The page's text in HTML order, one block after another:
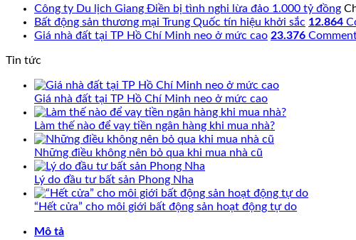
Công ty Du lịch Giang Điền bị tình nghi lừa đảo 1.000 tỷ đồng
Bất động sản thương mại Trung Quốc tín hiệu khởi sắc 12.864
Giá nhà đất tại TP Hồ Chí Minh neo ở mức cao 23.376
Tin tức
Giá nhà đất tại TP Hồ Chí Minh neo ở mức cao
Làm thế nào để vay tiền ngân hàng khi mua nhà?
Những điều không nên bỏ qua khi mua nhà cũ
Lý do đầu tư bất sản Phong Nha
“Hết cửa” cho môi giới bất động sản hoạt động tự do
Mô tả